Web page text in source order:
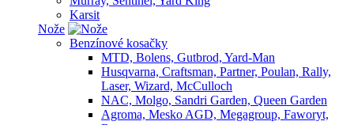
Karsit
Nože
Benzínové kosačky
MTD, Bolens, Gutbrod, Yard-Man
Husqvarna, Craftsman, Partner, Poulan, Rally,
Laser, Wizard, McCulloch
NAC, Molgo, Sandri Garden, Queen Garden
Agroma, Mesko AGD, Megagroup, Faworyt,